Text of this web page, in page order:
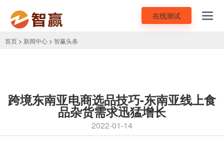
在线测试
首页 > 新闻中心 > 智赢头条
跨境东南亚电商选品技巧-东南亚线上食
品杂货需求迅猛增长
2022-01-14